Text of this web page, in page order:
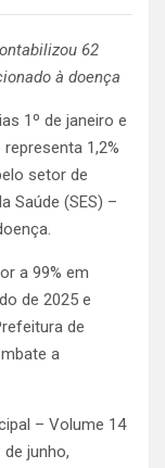
62
à doença
1º de janeiro e
1,2%
setor de
Saúde (SES) –
a 99% em
de 2025 e
de
a
– Volume 14
de junho,